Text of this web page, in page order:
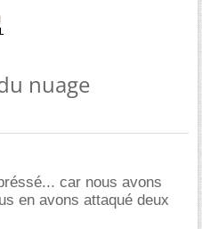
nuage
car nous avons
en avons attaqué deux